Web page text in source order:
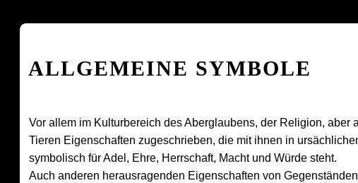
ALLGEMEINE SYMBOLE
Vor allem im Kulturbereich des Aberglaubens, der Religion,
Tieren Eigenschaften zugeschrieben, die mit ihnen in
symbolisch für Adel, Ehre, Herrschaft, Macht und Würde steht.
Auch anderen herausragenden Eigenschaften von